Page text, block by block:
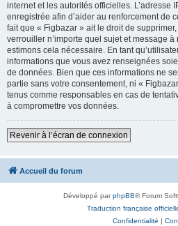
internet et les autorités officielles. L’adresse
enregistrée afin d’aider au renforcement de
fait que « Figbazar » ait le droit de
verrouiller n’importe quel sujet et message à
estimons cela nécessaire. En tant
informations que vous avez renseignées
de données. Bien que ces informations ne
partie sans votre consentement, ni «
tenus comme responsables en cas de
à compromettre vos données.
Revenir à l’écran de connexion
Accueil du forum
Développé parphpBB® Forum
Traduction française
Confidentialité |